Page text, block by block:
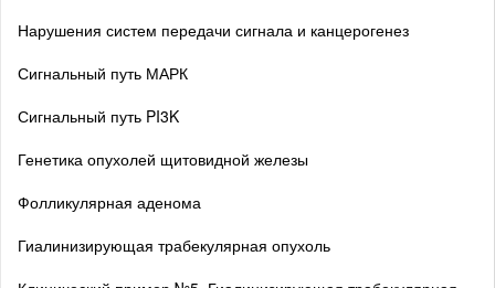
Нарушения систем передачи сигнала и канцерогенез
Сигнальный путь МАРК
Сигнальный путь PI3K
Генетика опухолей щитовидной железы
Фолликулярная аденома
Гиалинизирующая трабекулярная опухоль